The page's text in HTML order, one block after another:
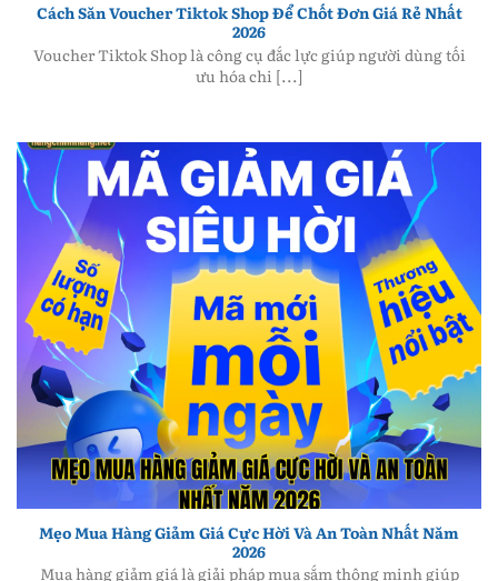
Cách Săn Voucher Tiktok Shop Để Chốt Đơn Giá Rẻ Nhất
2026
Voucher Tiktok Shop là công cụ đắc lực giúp người dùng tối
ưu hóa chi [...]
Mẹo Mua Hàng Giảm Giá Cực Hời Và An Toàn Nhất
Năm 2026
Mẹo Mua Hàng Giảm Giá Cực Hời Và An Toàn Nhất Năm
2026
Mua hàng giảm giá là giải pháp mua sắm thông minh giúp